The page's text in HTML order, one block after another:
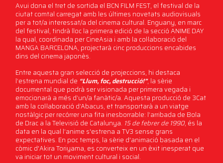
Avui dona el tret de sortida el BCN FILM FEST, el festival de la
ciutat comtal carregat amb les últimes novetats audiovisuals
per a tot/a interessat/a del cinema cultural. Enguany, en marc
del festival, tindrà lloc la primera edició de la secció ANIME DAY
la qual, coordinada per CineAsia i amb la col·laboració del
MANGA BARCELONA, projectarà cinc produccions encabides
dins del cinema japonès.
Entre aquesta gran selecció de projeccions, hi destaca
l’estrena mundial de “Llum, foc, destrucció!”, la sèrie
documental que podrà ser visionada per primera vegada i
emocionarà a més d’un/a fanàtic/a. Aquesta producció de 3Cat
amb la col·laboració d’Abacus, et transportarà a un viatge
nostàlgic per recórrer una fita inesborrable: l’arribada de Bola
de Drac a la Televisió de Catalunya. 15 de febrer de 1990, és la
data en la qual l’anime s'estrena a TV3 sense grans
expectatives. En poc temps, la sèrie d'animació basada en el
còmic d'Akira Toriyama, es converteix en un èxit inesperat que
va iniciar tot un moviment cultural i social.